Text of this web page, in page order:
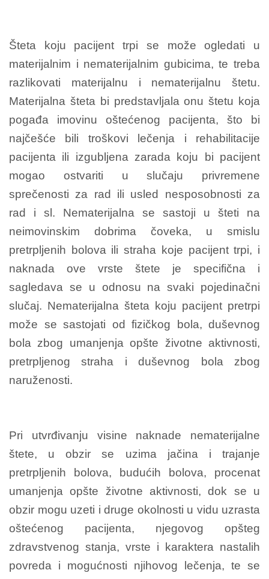
Šteta koju pacijent trpi se može ogledati u
materijalnim i nematerijalnim gubicima, te treba
razlikovati materijalnu i nematerijalnu štetu.
Materijalna šteta bi predstavljala onu štetu koja
pogađa imovinu oštećenog pacijenta, što bi
najčešće bili troškovi lečenja i rehabilitacije
pacijenta ili izgubljena zarada koju bi pacijent
mogao ostvariti u slučaju privremene
sprečenosti za rad ili usled nesposobnosti za
rad i sl. Nematerijalna se sastoji u šteti na
neimovinskim dobrima čoveka, u smislu
pretrpljenih bolova ili straha koje pacijent trpi, i
naknada ove vrste štete je specifična i
sagledava se u odnosu na svaki pojedinačni
slučaj. Nematerijalna šteta koju pacijent pretrpi
može se sastojati od fizičkog bola, duševnog
bola zbog umanjenja opšte životne aktivnosti,
pretrpljenog straha i duševnog bola zbog
naruženosti.
Pri utvrđivanju visine naknade nematerijalne
štete, u obzir se uzima jačina i trajanje
pretrpljenih bolova, budućih bolova, procenat
umanjenja opšte životne aktivnosti, dok se u
obzir mogu uzeti i druge okolnosti u vidu uzrasta
oštećenog pacijenta, njegovog opšteg
zdravstvenog stanja, vrste i karaktera nastalih
povreda i mogućnosti njihovog lečenja, te se